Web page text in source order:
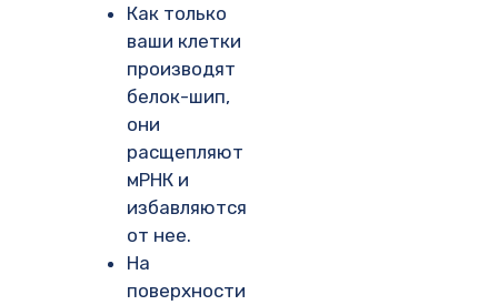
Как только
ваши клетки
производят
белок-шип,
они
расщепляют
мРНК и
избавляются
от нее.
На
поверхности